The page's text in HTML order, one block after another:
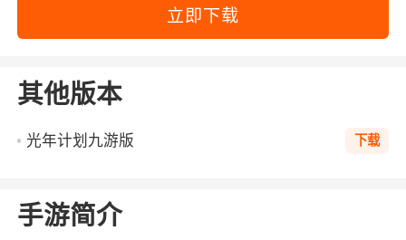
立即下载
其他版本
光年计划九游版 下载
手游简介